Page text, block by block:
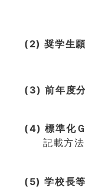
(2) 奨学生
(3) 前年度分
(4) 標準化
記載方
(5) 学校長